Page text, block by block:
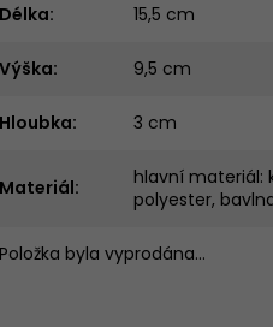
Délka: 15,5 cm
Výška: 9,5 cm
Hloubka: 3 cm
Materiál:
hlavní materiál:
polyester,
Položka byla vyprodána…